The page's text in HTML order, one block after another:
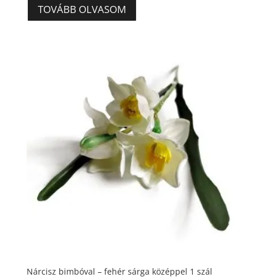
was:
390 Ft.
is:
310 Ft.
TOVÁBB OLVASOM
Nárcisz bimbóval – fehér sárga középpel 1 szál